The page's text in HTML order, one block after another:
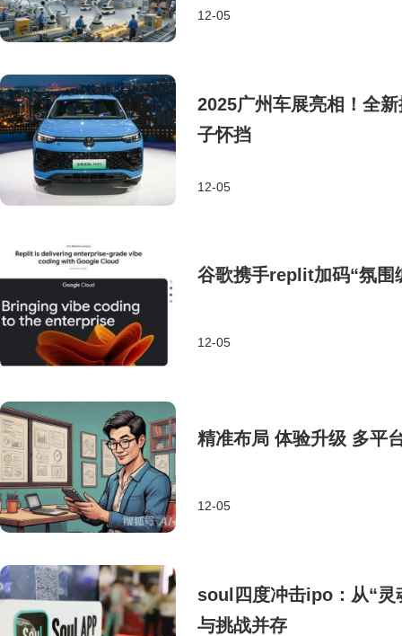
12-05
2025广州车展亮相！全
子怀挡
12-05
谷歌携手replit加码“氛围
12-05
精准布局 体验升级 多平
12-05
soul四度冲击ipo：从“灵
与挑战并存